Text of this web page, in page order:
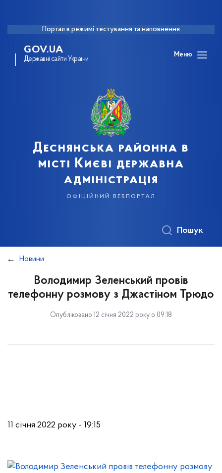
Портал в режимі тестування та наповнення
GOV.UA
Державні сайти України
Меню
Деснянська районна в
місті Києві державна
адміністрація
офіційний вебпортал
Пошук
Новини
Володимир Зеленський провів
телефонну розмову з Джастіном Трюдо
Опубліковано 12 січня 2022 року о 09:18
11 січня 2022 року - 19:15